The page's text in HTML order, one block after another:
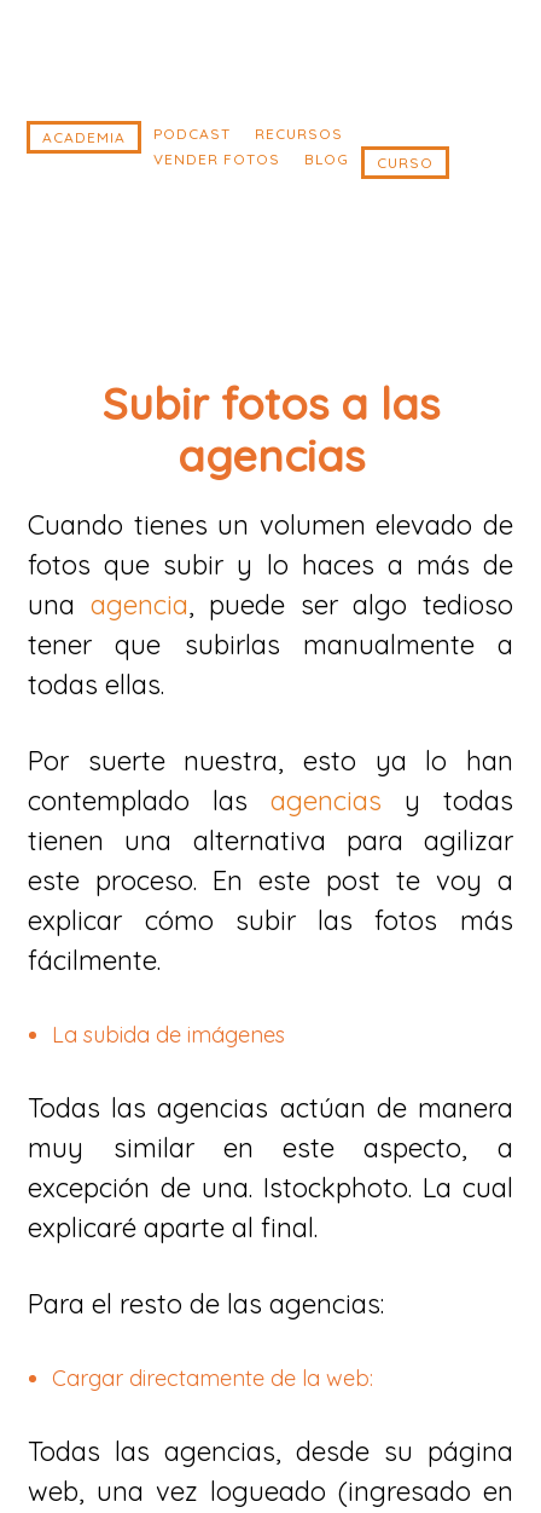
principal
ACADEMIA PODCAST
RECURSOS
VENDER FOTOS
BLOG CURSO
Subir fotos a las
agencias
Cuando tienes un volumen elevado de
fotos que subir y lo haces a más de
una agenci a, puede ser algo tedioso
tener que subirlas manualmente a
todas ellas.
Por suerte nuestra, esto ya lo han
contemplado las agencias y todas
tienen una alternativa para agilizar
este proceso. En este post te voy a
explicar cómo subir las fotos más
fácilmente.
La subida de imágenes
Todas las agencias actúan de manera
muy similar en este aspecto, a
excepción de una. Istockphoto. La cual
explicaré aparte al final.
Para el resto de las agencias:
Cargar directamente de la web:
Todas las agencias, desde su página
web, una vez logueado (ingresado en